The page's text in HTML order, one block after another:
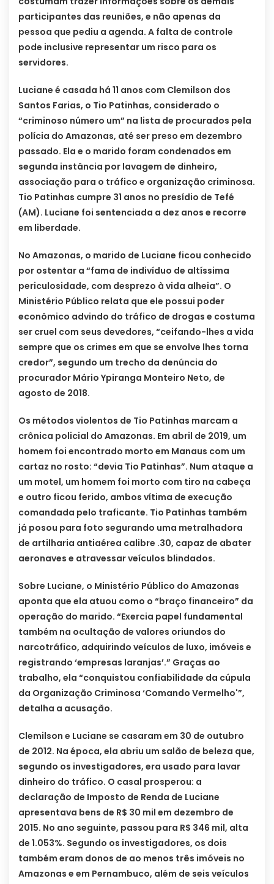
participantes das reuniões, e não apenas da
pessoa que pediu a agenda. A falta de controle
pode inclusive representar um risco para os
servidores.
Luciane é casada há 11 anos com Clemilson dos
Santos Farias, o Tio Patinhas, considerado o
“criminoso número um” na lista de procurados pela
polícia do Amazonas, até ser preso em dezembro
passado. Ela e o marido foram condenados em
segunda instância por lavagem de dinheiro,
associação para o tráfico e organização criminosa.
Tio Patinhas cumpre 31 anos no presídio de Tefé
(AM). Luciane foi sentenciada a dez anos e recorre
em liberdade.
No Amazonas, o marido de Luciane ficou conhecido
por ostentar a “fama de indivíduo de altíssima
periculosidade, com desprezo à vida alheia”. O
Ministério Público relata que ele possui poder
econômico advindo do tráfico de drogas e costuma
ser cruel com seus devedores, “ceifando-lhes a vida
sempre que os crimes em que se envolve lhes torna
credor”, segundo um trecho da denúncia do
procurador Mário Ypiranga Monteiro Neto, de
agosto de 2018.
Os métodos violentos de Tio Patinhas marcam a
crônica policial do Amazonas. Em abril de 2019, um
homem foi encontrado morto em Manaus com um
cartaz no rosto: “devia Tio Patinhas”. Num ataque a
um motel, um homem foi morto com tiro na cabeça
e outro ficou ferido, ambos vítima de execução
comandada pelo traficante. Tio Patinhas também
já posou para foto segurando uma metralhadora
de artilharia antiaérea calibre .30, capaz de abater
aeronaves e atravessar veículos blindados.
Sobre Luciane, o Ministério Público do Amazonas
aponta que ela atuou como o “braço financeiro” da
operação do marido. “Exercia papel fundamental
também na ocultação de valores oriundos do
narcotráfico, adquirindo veículos de luxo, imóveis e
registrando ‘empresas laranjas’.” Graças ao
trabalho, ela “conquistou confiabilidade da cúpula
da Organização Criminosa ‘Comando Vermelho'”,
detalha a acusação.
Clemilson e Luciane se casaram em 30 de outubro
de 2012. Na época, ela abriu um salão de beleza que,
segundo os investigadores, era usado para lavar
dinheiro do tráfico. O casal prosperou: a
declaração de Imposto de Renda de Luciane
apresentava bens de R$ 30 mil em dezembro de
2015. No ano seguinte, passou para R$ 346 mil, alta
de 1.053%. Segundo os investigadores, os dois
também eram donos de ao menos três imóveis no
Amazonas e em Pernambuco, além de seis veículos